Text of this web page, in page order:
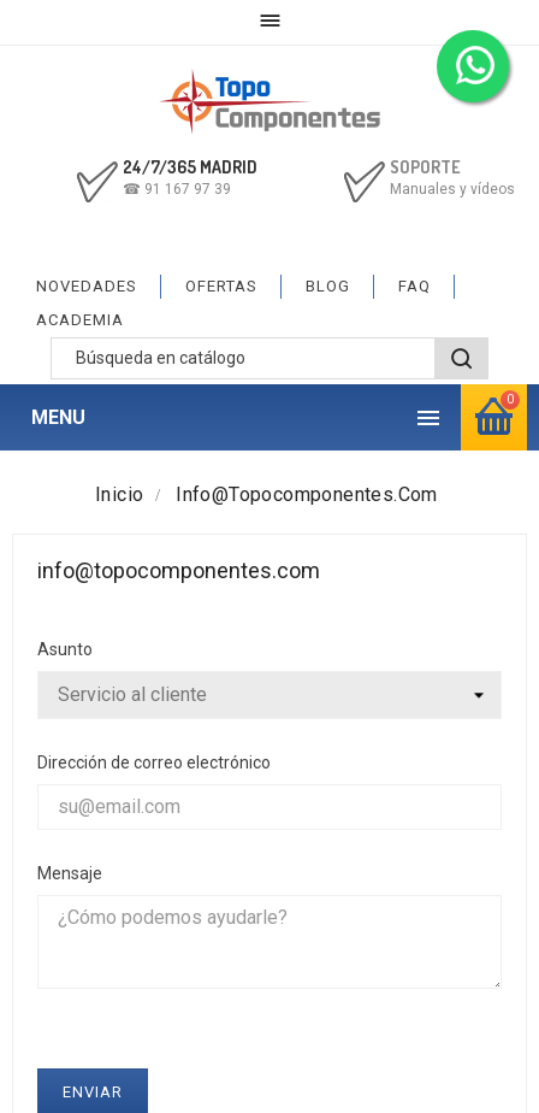

0
24/7/365 MADRID
☎ 91 167 97 39
SOPORTE
Manuales y vídeos
NOVEDADES OFERTAS BLOG
FAQ
ACADEMIA

MENU
Inicio Info@topocomponentes.com
info@topocomponentes.com
Asunto
Dirección de correo electrónico
Mensaje